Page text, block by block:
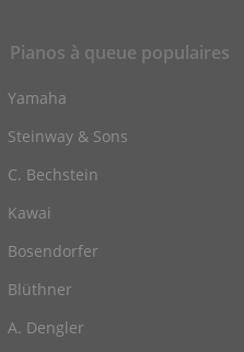
Pianos à queue populaires
Yamaha
Steinway & Sons
C. Bechstein
Kawai
Bosendorfer
Blüthner
A. Dengler